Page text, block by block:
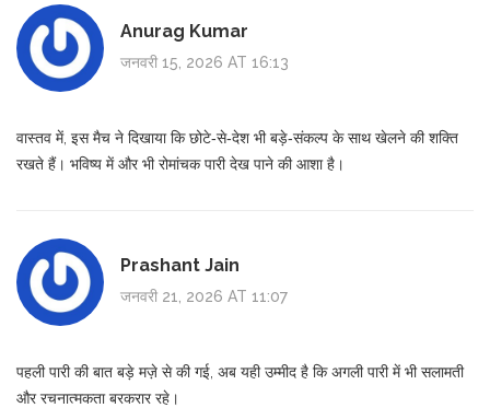
Anurag Kumar
जनवरी 15, 2026 AT 16:13
वास्तव में, इस मैच ने दिखाया कि छोटे‑से‑देश भी बड़े‑संकल्प के साथ खेलने की शक्ति
रखते हैं। भविष्य में और भी रोमांचक पारी देख पाने की आशा है।
Prashant Jain
जनवरी 21, 2026 AT 11:07
पहली पारी की बात बड़े मज़े से की गई, अब यही उम्मीद है कि अगली पारी में भी सलामती
और रचनात्मकता बरकरार रहे।